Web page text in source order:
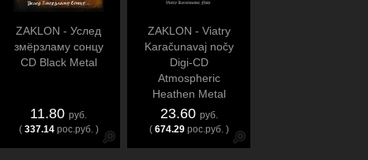
ZAKLON - Услед
змёрзламу сонцу
CD Black Metal
11.80 руб.
( 337.14 рос.руб. )
ZAKLON - Viatry
Karačunavaj nočy
Digi-CD
Atmospheric
Heathen Metal
23.60 руб.
( 674.29 рос.руб. )